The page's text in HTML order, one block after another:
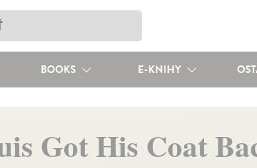
BOOKS E-KNIHY
Got His Coat